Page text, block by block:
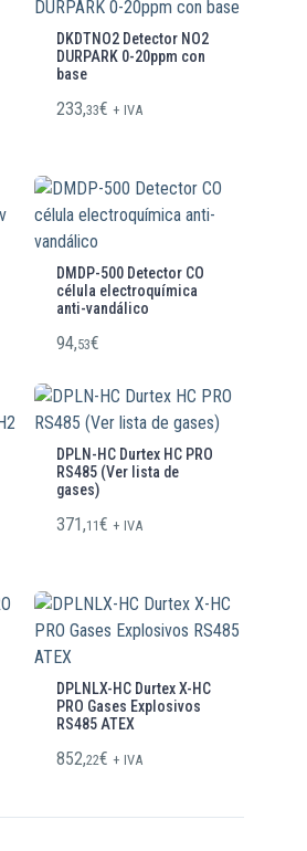
DKDTNO2 Detector NO2
DURPARK 0-20ppm con
base
233,33€ + IVA
DMDP-500 Detector CO
célula electroquímica
anti-vandálico
94,53€
DPLN-HC Durtex HC PRO
RS485 (Ver lista de
gases)
371,11€ + IVA
DPLNLX-HC Durtex X-HC
PRO Gases Explosivos
RS485 ATEX
852,22€ + IVA